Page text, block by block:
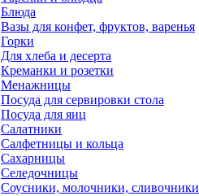
Блюда
Вазы для конфет, фруктов, варенья
Горки
Для хлеба и десерта
Креманки и розетки
Менажницы
Посуда для сервировки стола
Посуда для яиц
Салатники
Салфетницы и кольца
Сахарницы
Селедочницы
Соусники, молочники, сливочники